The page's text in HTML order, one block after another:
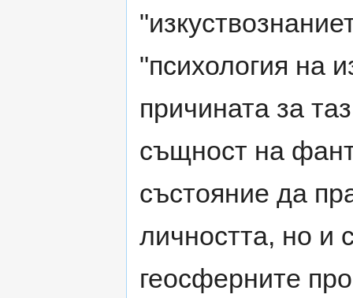
"психология на
причината за
същност на
състояние да
личността, но и
геосферните